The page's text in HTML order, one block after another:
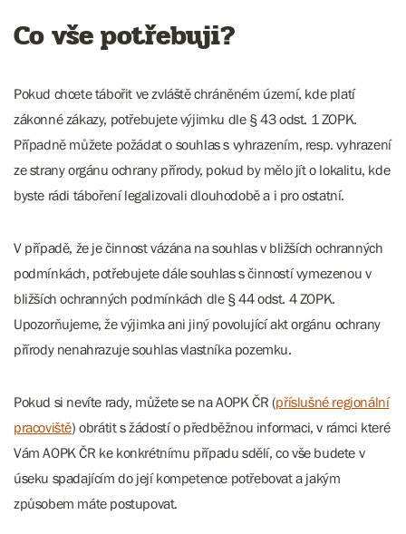
Co vše potřebuji?
Pokud chcete tábořit ve zvláště chráněném území, kde platí
zákonné zákazy, potřebujete výjimku dle § 43 odst. 1 ZOPK.
Případně můžete požádat o souhlas s vyhrazením, resp. vyhrazení
ze strany orgánu ochrany přírody, pokud by mělo jít o lokalitu, kde
byste rádi táboření legalizovali dlouhodobě a i pro ostatní.
V případě, že je činnost vázána na souhlas v bližších ochranných
podmínkách, potřebujete dále souhlas s činností vymezenou v
bližších ochranných podmínkách dle § 44 odst. 4 ZOPK.
Upozorňujeme, že výjimka ani jiný povolující akt orgánu ochrany
přírody nenahrazuje souhlas vlastníka pozemku.
Pokud si nevíte rady, můžete se na AOPK ČR (příslušné regionální
pracoviště) obrátit s žádostí o předběžnou informaci, v rámci které
Vám AOPK ČR ke konkrétnímu případu sdělí, co vše budete v
úseku spadajícím do její kompetence potřebovat a jakým
způsobem máte postupovat.